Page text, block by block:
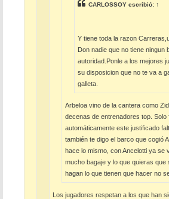
CARLOSSOY escribió: ↑
Y tiene toda la razon
Don nadie que no tiene ningun
autoridad.Ponle a los mejores
su disposicion que no te va a
galleta.
Arbeloa vino de la cantera como
decenas de entrenadores top.
automáticamente este justificado
también te digo el barco que cogió
hace lo mismo, con Ancelotti ya se
mucho bagaje y lo que quieras que
hagan lo que tienen que hacer no
Los jugadores respetan a los que han